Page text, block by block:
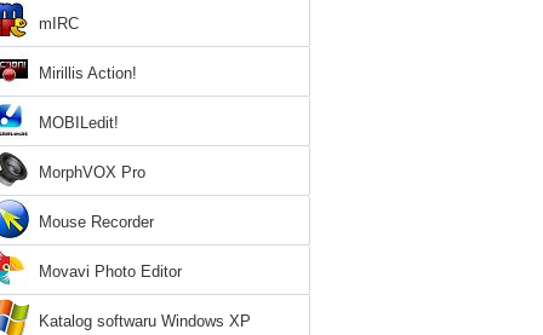
mIRC
Mirillis Action!
MOBILedit!
MorphVOX Pro
Mouse Recorder
Movavi Photo Editor
Katalog softwaru Windows XP